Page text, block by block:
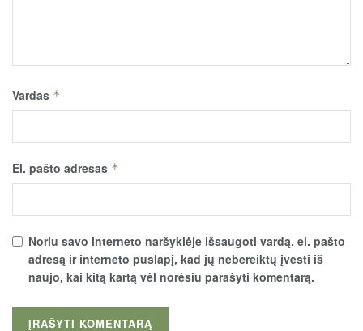
Vardas *
El. pašto adresas *
Noriu savo interneto naršyklėje išsaugoti vardą, el. pašto
adresą ir interneto puslapį, kad jų nebereiktų įvesti iš
naujo, kai kitą kartą vėl norėsiu parašyti komentarą.